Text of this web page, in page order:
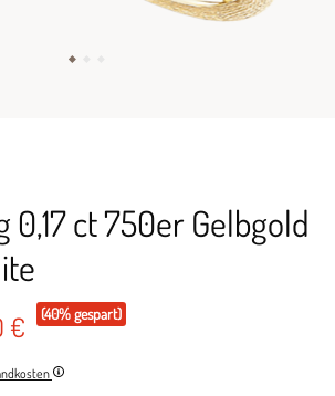
ct 750er Gelbgold
€ (40% gespart)